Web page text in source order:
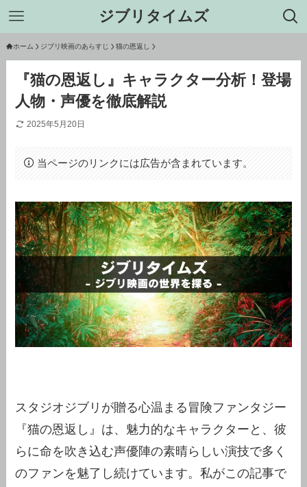
ジブリタイムズ
ホーム ジブリ映画のあらすじ 猫の恩返し
『猫の恩返し』キャラクター分析！登場
人物・声優を徹底解説
2025年5月20日
当ページのリンクには広告が含まれています。
スタジオジブリが贈る心温まる冒険ファンタジー
『猫の恩返し』は、魅力的なキャラクターと、彼
らに命を吹き込む声優陣の素晴らしい演技で多く
のファンを魅了し続けています。私がこの記事で